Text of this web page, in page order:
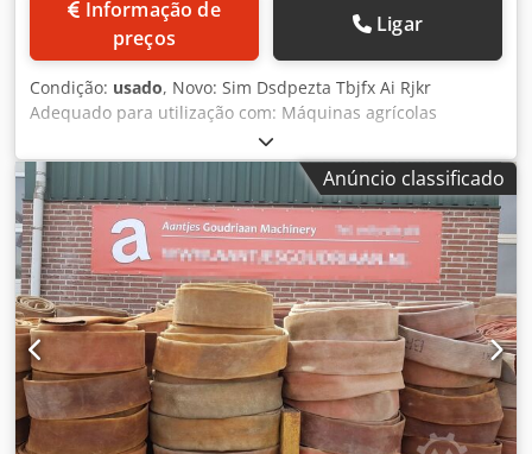
preços
Ligar
Condição: usado, Novo: Sim Dsdpezta Tbjfx Ai Rjkr
Adequado para utilização com: Máquinas agrícolas
Anúncio classificado